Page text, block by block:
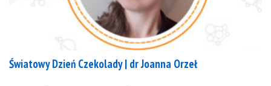
Światowy Dzień Czekolady | dr Joanna Orzeł